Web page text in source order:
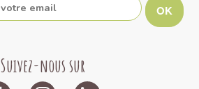
OK
Suivez-nous sur